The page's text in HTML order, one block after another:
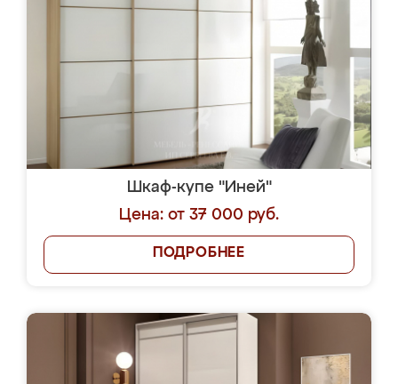
Шкаф-купе "Иней"
Цена: от 37 000 руб.
ПОДРОБНЕЕ